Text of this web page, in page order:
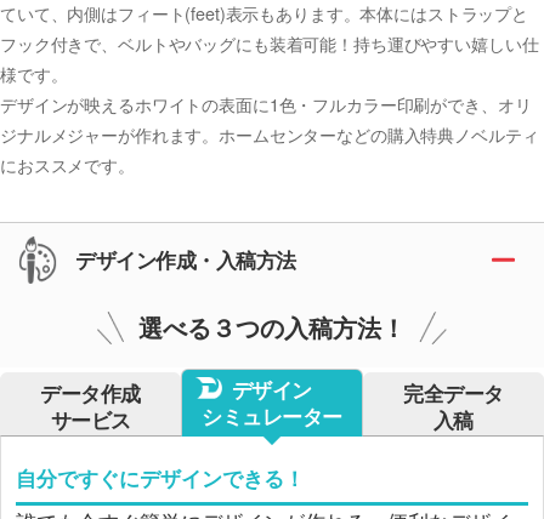
ていて、内側はフィート(feet)表示もあります。本体にはストラップと
フック付きで、ベルトやバッグにも装着可能！持ち運びやすい嬉しい仕
様です。
デザインが映えるホワイトの表面に1色・フルカラー印刷ができ、オリ
ジナルメジャーが作れます。ホームセンターなどの購入特典ノベルティ
におススメです。
デザイン作成・入稿方法
選べる３つの入稿方法！
データ作成
サービス
デザイン
シミュレーター
完全データ
入稿
自分ですぐにデザインできる！